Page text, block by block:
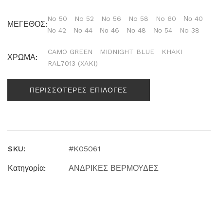
ΜΕΓΕΘΟΣ:
No 50 No 52 No 56 No 58 No 60
Νο 40
Νο 42
Νο 44 Νο 46 Νο 48 Νο 54 No 38
ΧΡΩΜΑ:
CAMO GREEN MIDNIGHT BLUE
KHAKI
RAL7013 (XAKI)
ΠΕΡΙΣΣΟΤΕΡΕΣ ΕΠΙΛΟΓΕΣ
SKU: #K05061
Κατηγορία: ΑΝΔΡΙΚΕΣ ΒΕΡΜΟΥΔΕΣ